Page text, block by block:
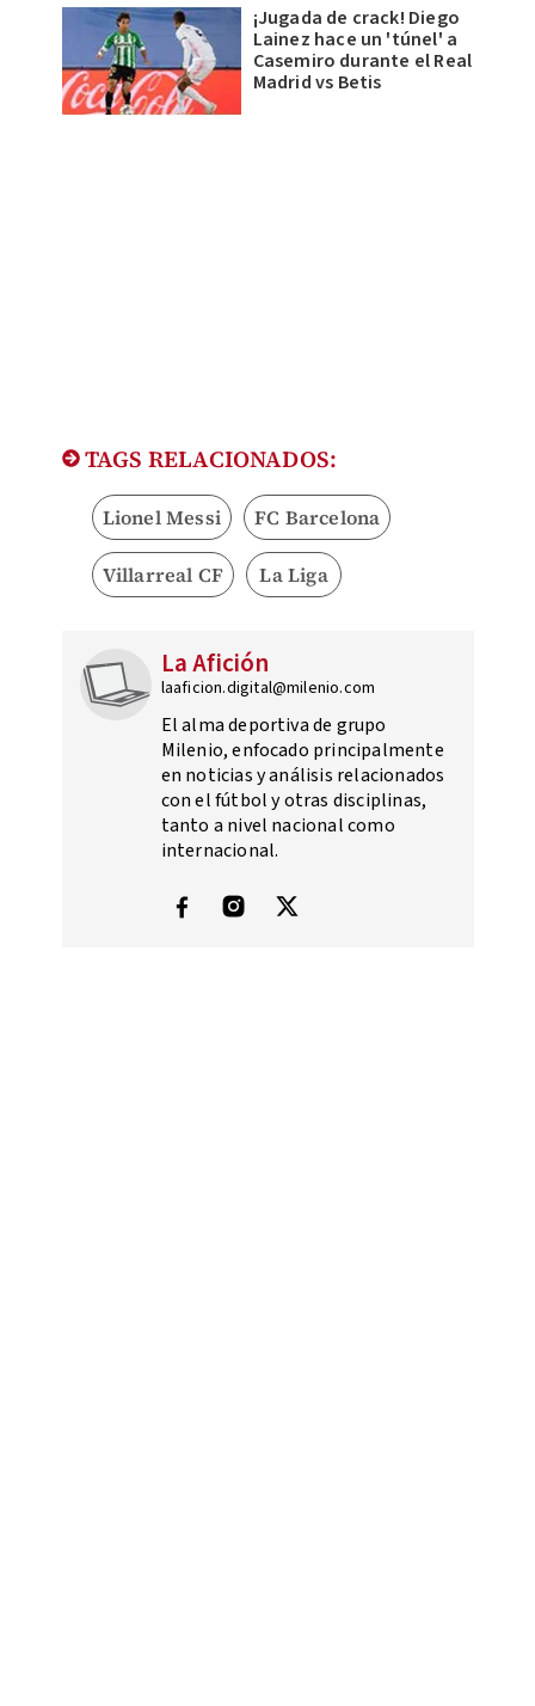
¡Jugada de crack! Diego
Lainez hace un 'túnel' a
Casemiro durante el Real
Madrid vs Betis
TAGS RELACIONADOS:
Lionel Messi FC Barcelona
Villarreal CF La Liga
La Afición
laaficion.digital@milenio.com
El alma deportiva de grupo
Milenio, enfocado principalmente
en noticias y análisis relacionados
con el fútbol y otras disciplinas,
tanto a nivel nacional como
internacional.